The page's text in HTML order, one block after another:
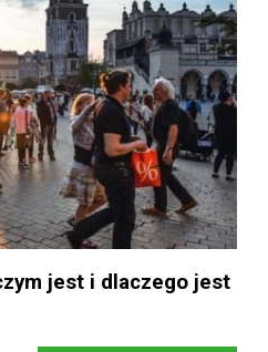
jest i dlaczego jest